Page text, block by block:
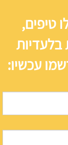
טיפים,
בלעדיות
עכשיו: